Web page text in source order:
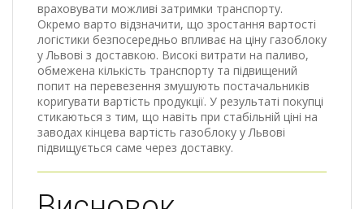
враховувати можливі затримки транспорту.
Окремо варто відзначити, що зростання вартості
логістики безпосередньо впливає на ціну газоблоку
у Львові з доставкою. Високі витрати на паливо,
обмежена кількість транспорту та підвищений
попит на перевезення змушують постачальників
коригувати вартість продукції. У результаті покупці
стикаються з тим, що навіть при стабільній ціні на
заводах кінцева вартість газоблоку у Львові
підвищується саме через доставку.